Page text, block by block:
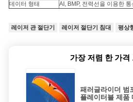
데이터 형태
AI, BMP, 전력선을 이용한
레이저 관 절단기 레이저 절단기 침대 평상
가장 저렴 한 가격
패러글라이더 범
플레이터블 제품